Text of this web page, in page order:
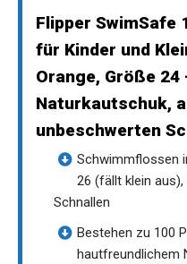
Flipper SwimSafe
für Kinder und
Orange, Größe 24
Naturkautschuk,
unbeschwerten
Schwimmflossen
26 (fällt klein
Schnallen
Bestehen zu 100
hautfreundlichem